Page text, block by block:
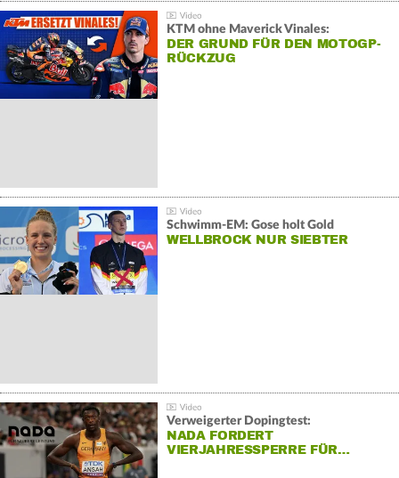
KTM ohne Maverick Vinales:
DER GRUND FÜR DEN MOTOGP-
RÜCKZUG
Schwimm-EM: Gose holt Gold
WELLBROCK NUR SIEBTER
Verweigerter Dopingtest:
NADA FORDERT
VIERJAHRESSPERRE FÜR…